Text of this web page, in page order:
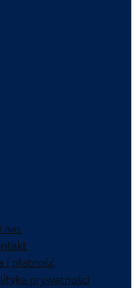
nas
i płatność
prywatności